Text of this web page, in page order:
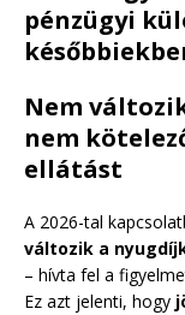
pénzügyi
Nem
nem
ellátást
A 2026-tal
változik a
– hívta fel a
Ez azt jelenti, hogy